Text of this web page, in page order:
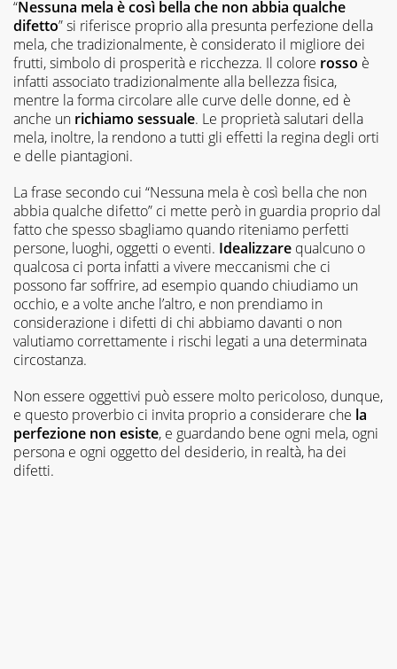
“Nessuna mela è così bella che non abbia qualche
difetto” si riferisce proprio alla presunta perfezione della
mela, che tradizionalmente, è considerato il migliore dei
frutti, simbolo di prosperità e ricchezza. Il colore rosso è
infatti associato tradizionalmente alla bellezza fisica,
mentre la forma circolare alle curve delle donne, ed è
anche un richiamo sessuale. Le proprietà salutari della
mela, inoltre, la rendono a tutti gli effetti la regina degli orti
e delle piantagioni.
La frase secondo cui “Nessuna mela è così bella che non
abbia qualche difetto” ci mette però in guardia proprio dal
fatto che spesso sbagliamo quando riteniamo perfetti
persone, luoghi, oggetti o eventi. Idealizzare qualcuno o
qualcosa ci porta infatti a vivere meccanismi che ci
possono far soffrire, ad esempio quando chiudiamo un
occhio, e a volte anche l’altro, e non prendiamo in
considerazione i difetti di chi abbiamo davanti o non
valutiamo correttamente i rischi legati a una determinata
circostanza.
Non essere oggettivi può essere molto pericoloso, dunque,
e questo proverbio ci invita proprio a considerare che la
perfezione non esiste, e guardando bene ogni mela, ogni
persona e ogni oggetto del desiderio, in realtà, ha dei
difetti.